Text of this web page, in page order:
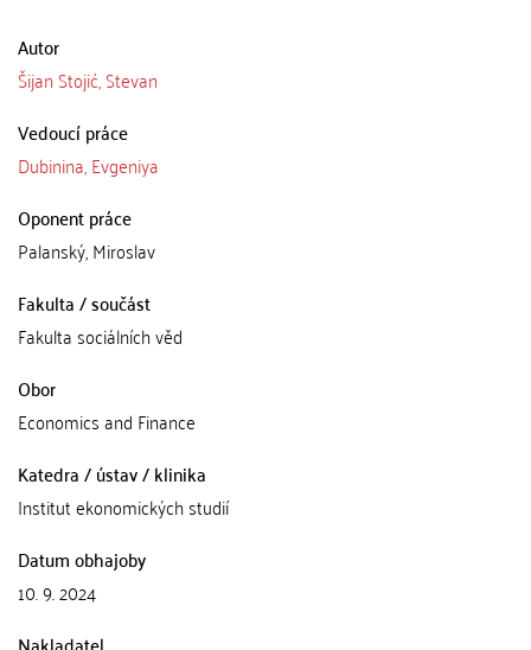
Autor
Šijan Stojić, Stevan
Vedoucí práce
Dubinina, Evgeniya
Oponent práce
Palanský, Miroslav
Fakulta / součást
Fakulta sociálních věd
Obor
Economics and Finance
Katedra / ústav / klinika
Institut ekonomických studií
Datum obhajoby
10. 9. 2024